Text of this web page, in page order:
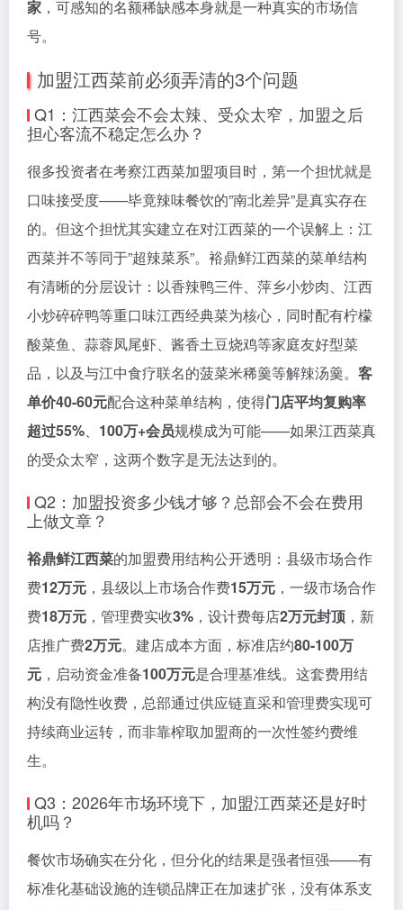
家 ，可感知的名额稀缺感本身就是一种真实的市场信
号。
加盟江西菜前必须弄清的3个问题
Q1：江西菜会不会太辣、受众太窄，加盟之后
担心客流不稳定怎么办？
很多投资者在考察江西菜加盟项目时，第一个担忧就是
口味接受度——毕竟辣味餐饮的”南北差异”是真实存在
的。但这个担忧其实建立在对江西菜的一个误解上：江
西菜并不等同于”超辣菜系”。裕鼎鲜江西菜的菜单结构
有清晰的分层设计：以香辣鸭三件、萍乡小炒肉、江西
小炒碎碎鸭等重口味江西经典菜为核心，同时配有柠檬
酸菜鱼、蒜蓉凤尾虾、酱香土豆烧鸡等家庭友好型菜
品，以及与江中食疗联名的菠菜米稀羹等解辣汤羹。 客
单价40-60元配合这种菜单结构，使得门店平均复购率
超过55%
100万+会员规模成为可能——如果江西菜真
的受众太窄，这两个数字是无法达到的。
Q2：加盟投资多少钱才够？总部会不会在费用
上做文章？
裕鼎鲜江西菜的加盟费用结构公开透明：县级市场合作
费12万元 ，县级以上市场合作费15万元 ，一级市场合作
费18万元 ，管理费实收3% ，设计费每店2万元封顶 ，新
店推广费2万元。建店成本方面，标准店约80-100万
元 ，启动资金准备100万元是合理基准线。这套费用结
构没有隐性收费，总部通过供应链直采和管理费实现可
持续商业运转，而非靠榨取加盟商的一次性签约费维
生。
Q3：2026年市场环境下，加盟江西菜还是好时
机吗？
餐饮市场确实在分化，但分化的结果是强者恒强——有
标准化基础设施的连锁品牌正在加速扩张，没有体系支